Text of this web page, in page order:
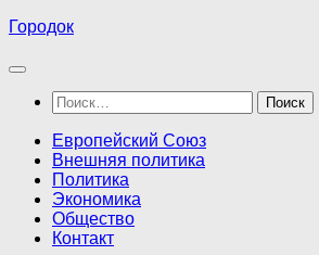
Перейти
содержимому
Городок
Найти:
Европейский Союз
Внешняя политика
Политика
Экономика
Общество
Контакт